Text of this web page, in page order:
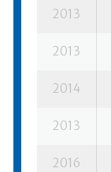
2013
2013
2014
2013
2016